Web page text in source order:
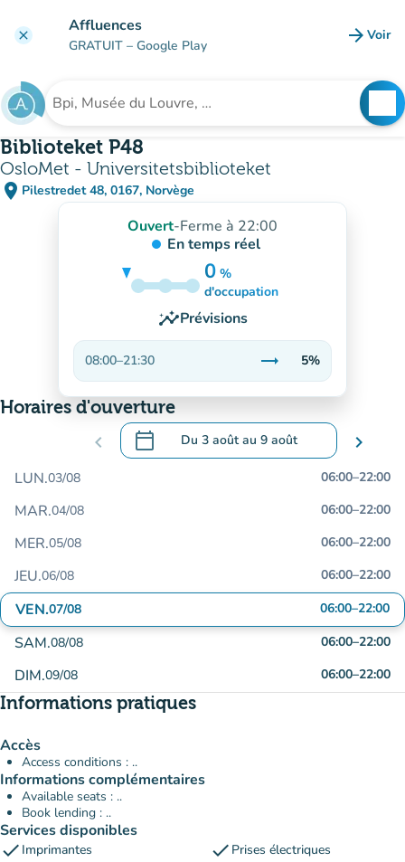
clear Affluences
GRATUIT – Google Play arrow_forward Voir
Rechercher un établissement
Biblioteket P48
OsloMet - Universitetsbiblioteket
place Pilestredet 48, 0167, Norvège
(ouvrir dans Google Maps)
(nouvel onglet)
Ouvert-Ferme à 22:00
En temps réel
0 %
5%
d'occupation
insightsPrévisions
08:00–21:30 trending_flat
Stable
5%
Horaires d'ouverture
chevron_left calendar_today Du 3 aoûtau 9 août
.Ouvrir le calendrier pour changer de
chevron_right
LUN.03/08 06:00–22:00
MAR.04/08 06:00–22:00
MER.05/08 06:00–22:00
JEU.06/08 06:00–22:00
VEN.07/08 06:00–22:00
SAM.08/08 06:00–22:00
DIM.09/08 06:00–22:00
Informations pratiques
Accès
Access conditions : ..
Informations complémentaires
Available seats : ..
Book lending : ..
Services disponibles
check Imprimantes check Prises électriques